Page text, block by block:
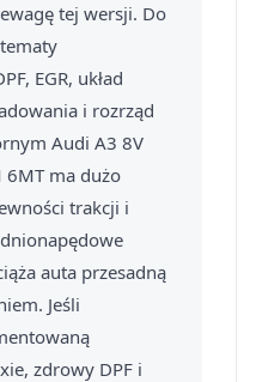
tej wersji. Do
EGR, układ
i rozrząd
Audi A3 8V
6MT ma dużo
trakcji i
auta przesadną
Jeśli
zdrowy DPF i